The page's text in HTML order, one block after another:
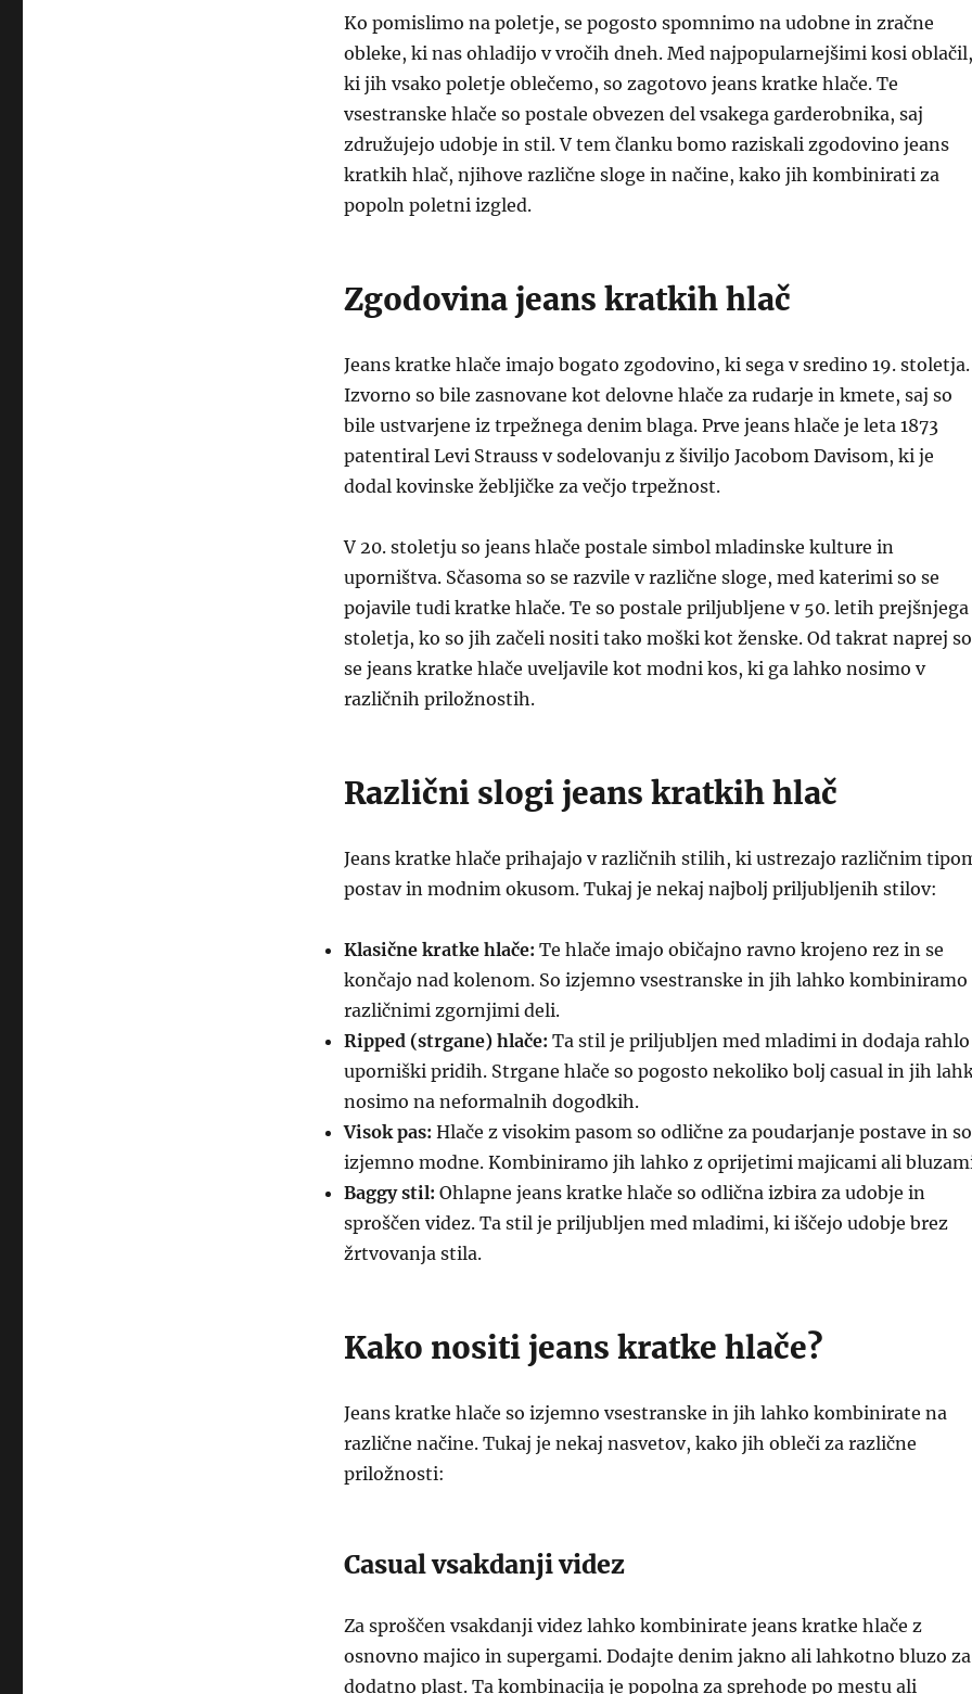
Ko pomislimo na poletje, se pogosto spomnimo na udobne in zračne
obleke, ki nas ohladijo v vročih dneh. Med najpopularnejšimi kosi oblačil,
ki jih vsako poletje oblečemo, so zagotovo jeans kratke hlače. Te
vsestranske hlače so postale obvezen del vsakega garderobnika, saj
združujejo udobje in stil. V tem članku bomo raziskali zgodovino jeans
kratkih hlač, njihove različne sloge in načine, kako jih kombinirati za
popoln poletni izgled.
Zgodovina jeans kratkih hlač
Jeans kratke hlače imajo bogato zgodovino, ki sega v sredino 19. stoletja.
Izvorno so bile zasnovane kot delovne hlače za rudarje in kmete, saj so
bile ustvarjene iz trpežnega denim blaga. Prve jeans hlače je leta 1873
patentiral Levi Strauss v sodelovanju z šiviljo Jacobom Davisom, ki je
dodal kovinske žebljičke za večjo trpežnost.
V 20. stoletju so jeans hlače postale simbol mladinske kulture in
uporništva. Sčasoma so se razvile v različne sloge, med katerimi so se
pojavile tudi kratke hlače. Te so postale priljubljene v 50. letih prejšnjega
stoletja, ko so jih začeli nositi tako moški kot ženske. Od takrat naprej so
se jeans kratke hlače uveljavile kot modni kos, ki ga lahko nosimo v
različnih priložnostih.
Različni slogi jeans kratkih hlač
Jeans kratke hlače prihajajo v različnih stilih, ki ustrezajo različnim
postav in modnim okusom. Tukaj je nekaj najbolj priljubljenih stilov:
Klasične kratke hlače: Te hlače imajo običajno ravno krojeno rez in se
končajo nad kolenom. So izjemno vsestranske in jih lahko kombiniramo
različnimi zgornjimi deli.
Ripped (strgane) hlače: Ta stil je priljubljen med mladimi in dodaja rahlo
uporniški pridih. Strgane hlače so pogosto nekoliko bolj casual in jih
nosimo na neformalnih dogodkih.
Visok pas: Hlače z visokim pasom so odlične za poudarjanje postave in so
izjemno modne. Kombiniramo jih lahko z oprijetimi majicami ali
Baggy stil: Ohlapne jeans kratke hlače so odlična izbira za udobje in
sproščen videz. Ta stil je priljubljen med mladimi, ki iščejo udobje brez
žrtvovanja stila.
Kako nositi jeans kratke hlače?
Jeans kratke hlače so izjemno vsestranske in jih lahko kombinirate na
različne načine. Tukaj je nekaj nasvetov, kako jih obleči za različne
priložnosti:
Casual vsakdanji videz
Za sproščen vsakdanji videz lahko kombinirate jeans kratke hlače z
osnovno majico in supergami. Dodajte denim jakno ali lahkotno bluzo za
dodatno plast. Ta kombinacija je popolna za sprehode po mestu ali